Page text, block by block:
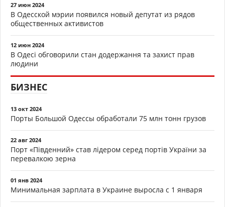
27 июн 2024
В Одесской мэрии появился новый депутат из рядов
общественных активистов
12 июн 2024
В Одесі обговорили стан додержання та захист прав
людини
БИЗНЕС
13 окт 2024
Порты Большой Одессы обработали 75 млн тонн грузов
22 авг 2024
Порт «Південний» став лідером серед портів України за
перевалкою зерна
01 янв 2024
Минимальная зарплата в Украине выросла с 1 января